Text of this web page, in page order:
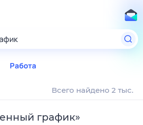
Работа
Всего найдено 2 тыс.
график»